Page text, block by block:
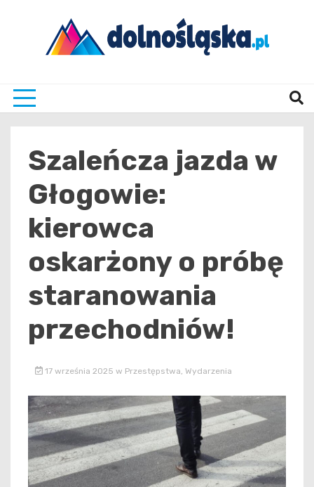
Szaleńcza jazda w
Głogowie:
kierowca
oskarżony o próbę
staranowania
przechodniów!
17 września 2025 w Przestępstwa Wydarzenia